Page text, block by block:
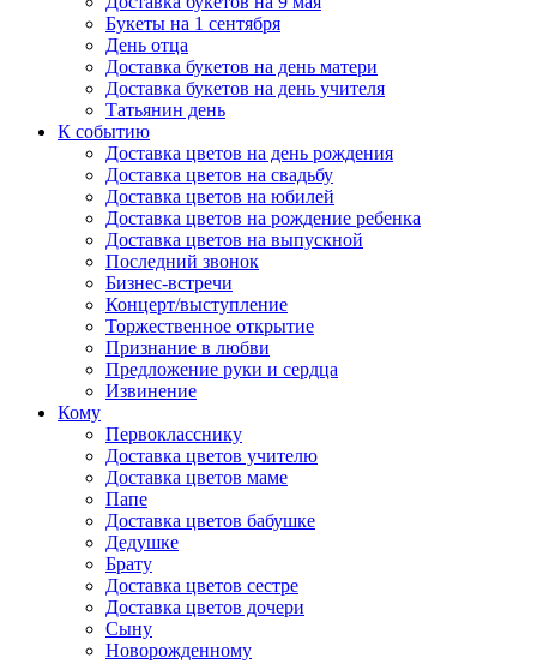
Букеты на 1 сентября
День отца
Доставка букетов на день матери
Доставка букетов на день учителя
Татьянин день
К событию
Доставка цветов на день рождения
Доставка цветов на свадьбу
Доставка цветов на юбилей
Доставка цветов на рождение ребенка
Доставка цветов на выпускной
Последний звонок
Бизнес-встречи
Концерт/выступление
Торжественное открытие
Признание в любви
Предложение руки и сердца
Извинение
Кому
Первокласснику
Доставка цветов учителю
Доставка цветов маме
Папе
Доставка цветов бабушке
Дедушке
Брату
Доставка цветов сестре
Доставка цветов дочери
Сыну
Новорожденному